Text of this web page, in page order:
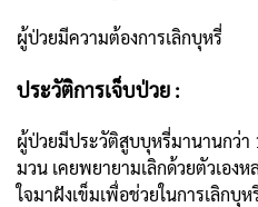
ผู้ป่วยมีความต้องการเลิกบุหรี่
ประวัติการเจ็บป่วย :
ผู้ป่วยมีประวัติสูบบุหรี่มานานกว่
มวน เคยพยายามเลิกด้วยตัวเอง
ใจมาฝังเข็มเพื่อช่วยในการเลิกบุ